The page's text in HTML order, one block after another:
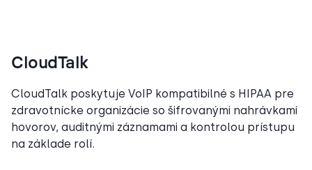
CloudTalk
CloudTalk poskytuje VoIP kompatibilné s HIPAA pre
zdravotnícke organizácie so šifrovanými nahrávkami
hovorov, auditnými záznamami a kontrolou prístupu
na základe rolí.